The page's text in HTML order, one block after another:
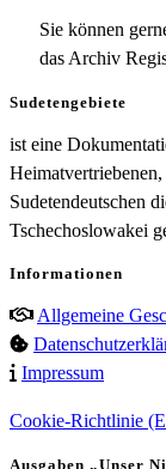
Sie können
das Archiv
Sudetengebiete
ist eine
Sudetendeutschen
Tschechoslowakei
Informationen
Allgemeine
Impressum
Cookie-Richtlinie
Ausgaben „Unser